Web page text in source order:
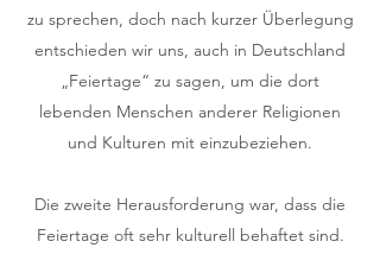
zu sprechen, doch nach kurzer Überlegung
entschieden wir uns, auch in Deutschland
„Feiertage“ zu sagen, um die dort
lebenden Menschen anderer Religionen
und Kulturen mit einzubeziehen.
Die zweite Herausforderung war, dass die
Feiertage oft sehr kulturell behaftet sind.